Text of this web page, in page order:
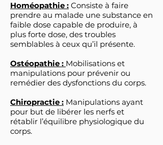
Homéopathie : Consiste à faire
prendre au malade une substance en
faible dose capable de produire, à
plus forte dose, des troubles
semblables à ceux qu’il présente.
Ostéopathie : Mobilisations et
manipulations pour prévenir ou
remédier des dysfonctions du corps.
Chiropractie : Manipulations ayant
pour but de libérer les nerfs et
rétablir l’équilibre physiologique du
corps.